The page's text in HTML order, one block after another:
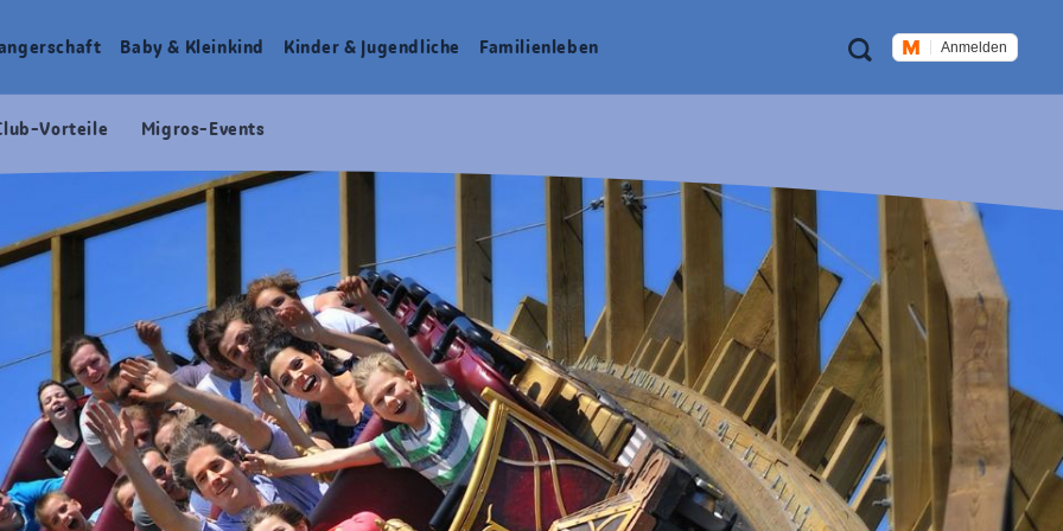
Meta
Navigation
Suche Anmelden
Baby & Kleinkind Kinder & Jugendliche Familien­leben
Vorteile Migros-Events